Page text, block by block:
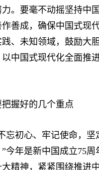
。要毫不动摇坚持中
善成，确保中国式现
、未知领域，鼓励大
中国式现代化全面推
握好的几个重点
初心、牢记使命，坚
年是新中国成立75周
精神，紧紧围绕推进